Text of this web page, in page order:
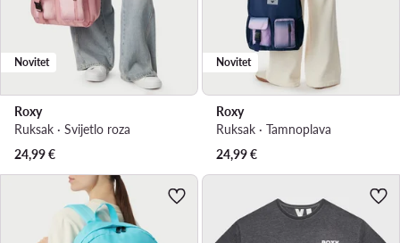
Novitet
Roxy
Ruksak · Svijetlo roza
24,99€
Novitet
Roxy
Ruksak · Tamnoplava
24,99€